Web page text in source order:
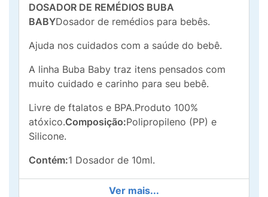
DOSADOR DE REMÉDIOS BUBA
BABYDosador de remédios para bebês.
Ajuda nos cuidados com a saúde do bebê.
A linha Buba Baby traz itens pensados com
muito cuidado e carinho para seu bebê.
Livre de ftalatos e BPA.Produto 100%
atóxico.Composição:Polipropileno (PP) e
Silicone.
Contém:1 Dosador de 10ml.
Ver mais...